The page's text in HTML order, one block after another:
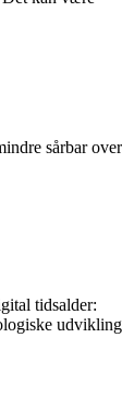
sårbar over
tidsalder:
udvikling